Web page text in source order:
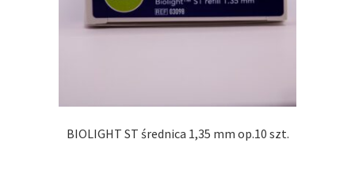
BIOLIGHT ST średnica 1,35 mm op.10 szt.